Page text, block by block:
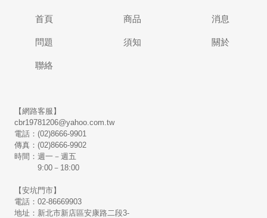
首頁 商品 消息
問題 須知 關於
聯絡
【網路客服】
cbr19781206@yahoo.com.tw
電話：(02)8666-9901
傳真：(02)8666-9902
時間：週一－週五
9:00－18:00
【安坑門市】
電話：02-86669903
地址：新北市新店區安康路二段3-